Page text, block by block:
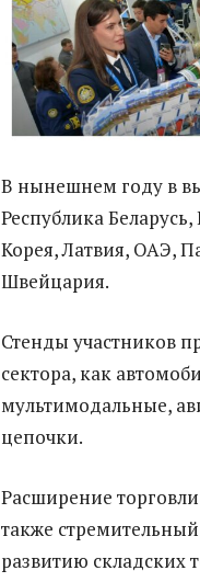
В нынешнем году в
Республика
Корея, Латвия, ОАЭ,
Швейцария.
Стенды участников
сектора, как
мультимодальные,
цепочки.
Расширение
также
развитию складских